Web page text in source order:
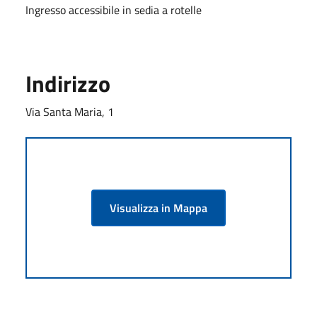
Ingresso accessibile in sedia a rotelle
Indirizzo
Via Santa Maria, 1
Visualizza in Mappa